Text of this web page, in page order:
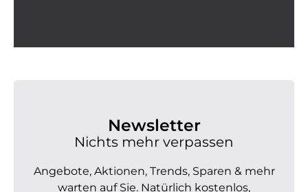
Newsletter
Nichts mehr verpassen
Angebote, Aktionen, Trends, Sparen & mehr
warten auf Sie. Natürlich kostenlos,